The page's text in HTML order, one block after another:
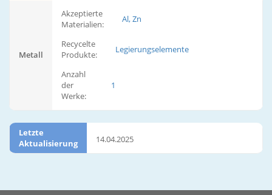
Metall
Akzeptierte
Materialien:
Al, Zn
Recycelte
Produkte:
Legierungselemente
Anzahl
der
Werke:
1
Letzte
Aktualisierung
14.04.2025